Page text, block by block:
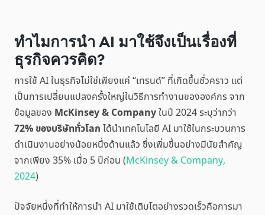
ทำไมการนำ AI มาใช้จึงเป็นเรื่องที่
ธุรกิจควรคิด?
การใช้ AI ในธุรกิจไม่ใช่เพียงแค่ “เทรนด์” ที่เกิดขึ้นชั่วคราว แต่
เป็นการเปลี่ยนแปลงครั้งใหญ่ในวิธีการทำงานขององค์กร จาก
ข้อมูลของ McKinsey & Companyในปี 2024 ระบุว่ากว่า
72% ของบริษัททั่วโลก ได้นำเทคโนโลยี AI มาใช้ในกระบวนการ
ดำเนินงานอย่างน้อยหนึ่งด้านแล้ว ซึ่งเพิ่มขึ้นอย่างมีนัยสำคัญ
จากเพียง 35% เมื่อ 5 ปีก่อน (McKinsey & Company,
2024)
ปัจจัยหนึ่งที่ทำให้การนำ AI มาใช้เติบโตอย่างรวดเร็วคือการมา